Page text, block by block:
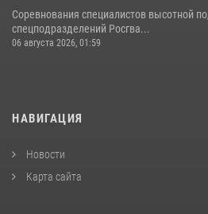
Соревнования специалистов высотной
спецподразделений Росгва...
06 августа 2026, 01:59
НАВИГАЦИЯ
Новости
Карта сайта